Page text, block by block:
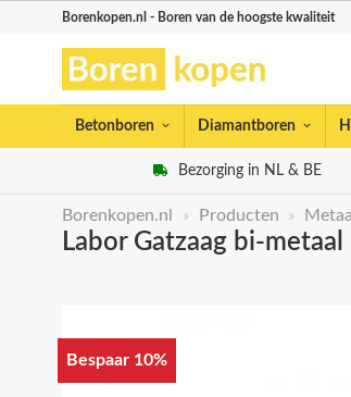
Borenkopen.nl - Boren van de hoogste kwaliteit
Betonboren Diamantboren
Bezorging in NL & BE
Borenkopen.nl » Producten »
Labor Gatzaag bi-
Bespaar 10%